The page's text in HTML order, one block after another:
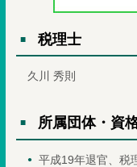
税理士
久川 秀則
所属団体・資
平成19年退官、税